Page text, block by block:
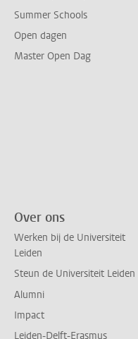
Summer Schools
Open dagen
Master Open Dag
Over ons
Werken bij de Universiteit
Leiden
Steun de Universiteit Leiden
Alumni
Impact
Leiden-Delft-Erasmus